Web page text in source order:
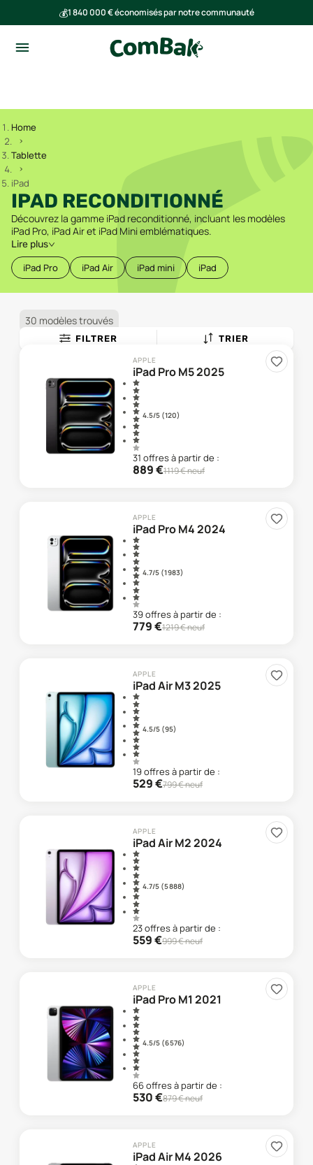
💰1 840 000 € économisés par notre communauté
Home
Tablette
iPad
IPAD RECONDITIONNÉ
Découvrez la gamme iPad reconditionné, incluant les modèles
iPad Pro, iPad Air et iPad Mini emblématiques.
Lire plus
iPad Pro iPad Air iPad mini iPad
30 modèles trouvés
FILTRER TRIER
APPLE
iPad Pro M5 2025
4.5/5 (120)
31 offresà partir de :
889€1119€ neuf
APPLE
iPad Pro M4 2024
4.7/5 (1 983)
39offresà partir de :
779€1219€ neuf
APPLE
iPad Air M3 2025
4.5/5 (95)
19offresà partir de :
529€799€ neuf
APPLE
iPad Air M2 2024
4.7/5 (5 888)
23offresà partir de :
559€999€ neuf
APPLE
iPad Pro M1 2021
4.5/5 (6 576)
66offresà partir de :
530€879€ neuf
APPLE
iPad Air M4 2026